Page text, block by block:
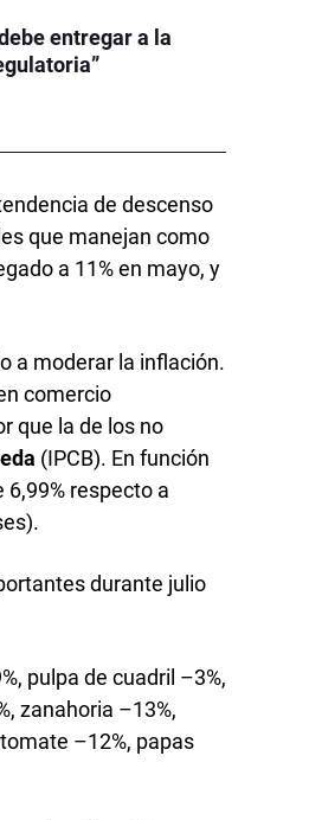
entregar a la
de descenso
que manejan como
a 11% en mayo, y
a moderar la inflación.
comercio
que la de los no
(IPCB). En función
6,99% respecto a
durante julio
pulpa de cuadril –3%,
zanahoria –13%,
–12%, papas